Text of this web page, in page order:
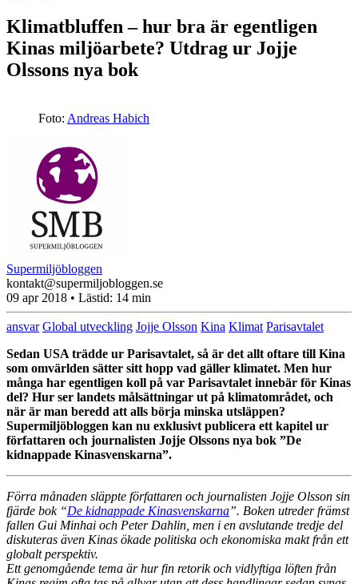
Klimatbluffen – hur bra är egentligen
Kinas miljöarbete? Utdrag ur Jojje
Olssons nya bok
Foto: Andreas Habich
Supermiljöbloggen
kontakt@supermiljobloggen.se
09 apr 2018 • Lästid: 14 min
ansvar Global utveckling Jojje Olsson Kina Klimat Parisavtalet
Sedan USA trädde ur Parisavtalet, så är det allt oftare till Kina
som omvärlden sätter sitt hopp vad gäller klimatet. Men hur
många har egentligen koll på var Parisavtalet innebär för Kinas
del? Hur ser landets målsättningar ut på klimatområdet, och
när är man beredd att alls börja minska utsläppen?
Supermiljöbloggen kan nu exklusivt publicera ett kapitel ur
författaren och journalisten Jojje Olssons nya bok ”De
kidnappade Kinasvenskarna”.
Förra månaden släppte författaren och journalisten Jojje Olsson sin
fjärde bok “De kidnappade Kinasvenskarna”. Boken utreder främst
fallen Gui Minhai och Peter Dahlin, men i en avslutande tredje del
diskuteras även Kinas ökade politiska och ekonomiska makt från ett
globalt perspektiv.
Ett genomgående tema är hur fin retorik och vidlyftiga löften från